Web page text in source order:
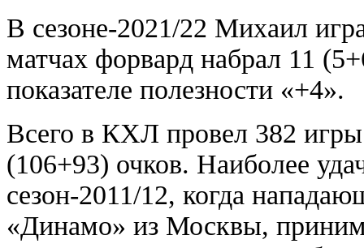
В сезоне-2021/22 Михаил
матчах форвард набрал 11
показателе полезности «+4».
Всего в КХЛ провел 382
(106+93) очков. Наиболее
сезон-2011/12, когда
«Динамо» из Москвы,